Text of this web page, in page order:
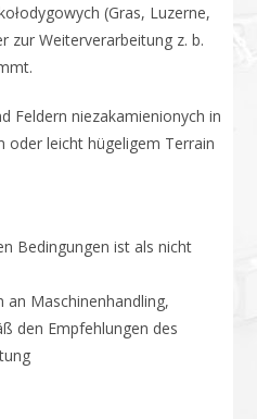
(Gras, Luzerne,
zur Weiterverarbeitung z. b.
Feldern niezakamienionych in
oder leicht hügeligem Terrain
Bedingungen ist als nicht
an Maschinenhandling,
den Empfehlungen des